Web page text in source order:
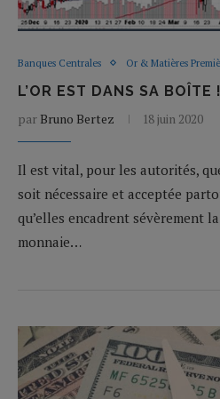
Banques Centrales Or & Matières
L’OR EST DANS SA BOÎTE !
par Bruno Bertez 18 juin 2020
Il est vital, pour les autorités,
soit nécessaire et acceptée
qu’elles encadrent sévèrement
monnaie…